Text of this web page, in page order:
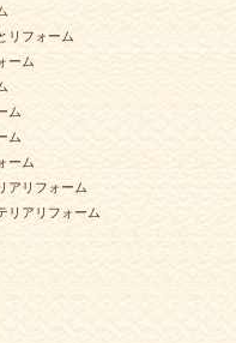
リフォーム
ーム
ム
ム
ーム
アリフォーム
リアリフォーム